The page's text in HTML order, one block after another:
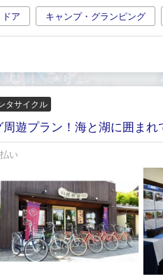
ドア キャンプ・グランピング
タサイクル
周遊プラン！海と湖に囲まれ
い